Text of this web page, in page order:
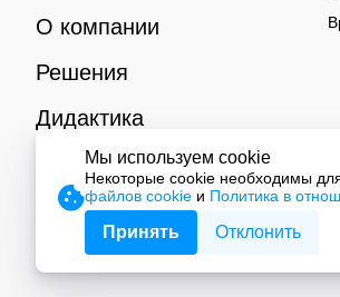
О компании
Решения
Дидактика
Контакты
© 2026 ООО «СМАРТ Автоматизация»
Мы используем cookie
Некоторые cookie необходимы
файлов cookie и Политика в
Принять Отклонить